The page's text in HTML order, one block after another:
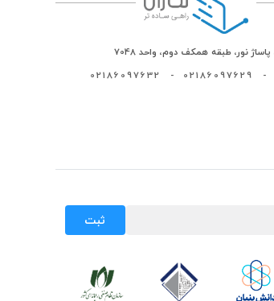
نور، طبقه همکف دوم، واحد 7048
-
02186097629
-
02186097632
ثبت